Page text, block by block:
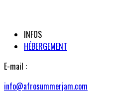
INFOS
HÉBERGEMENT
E-mail :
info@afrosummerjam.com